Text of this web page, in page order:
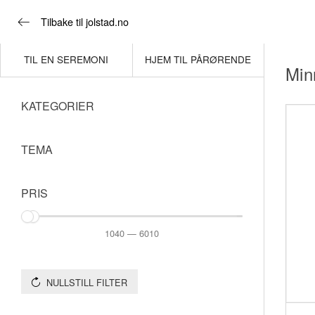
Tilbake til jolstad.no
TIL EN SEREMONI HJEM TIL PÅRØRENDE
KATEGORIER
TEMA
PRIS
1040 — 6010
NULLSTILL FILTER